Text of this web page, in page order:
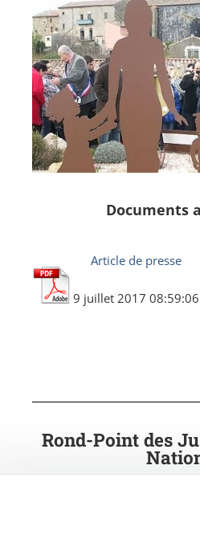
Documents
Article de presse
9 juillet 2017 08:59:06
Rond-Point des